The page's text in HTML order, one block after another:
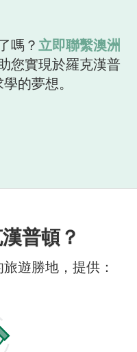
嗎？ 立即聯繫澳洲
您實現於羅克漢普
的夢想。
普頓？
遊勝地，提供：